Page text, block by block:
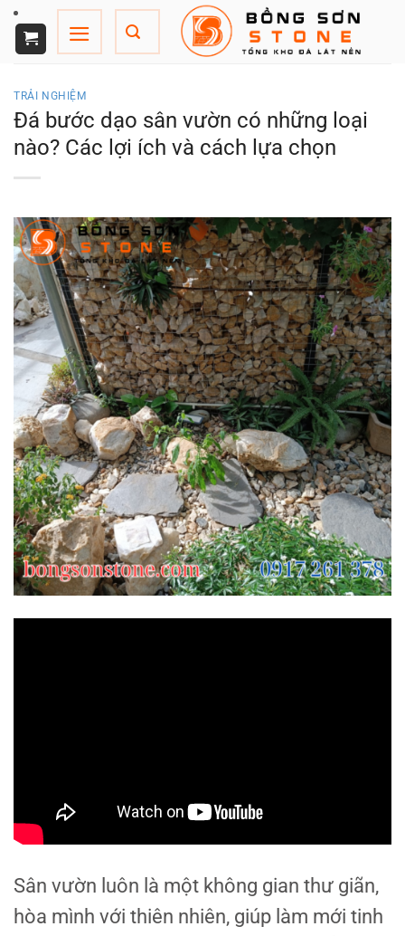
Chuyển
đến
nội
TRẢI NGHIỆM
Đá bước dạo sân vườn có những loại
nào? Các lợi ích và cách lựa chọn
Sân vườn luôn là một không gian thư giãn,
hòa mình với thiên nhiên, giúp làm mới tinh